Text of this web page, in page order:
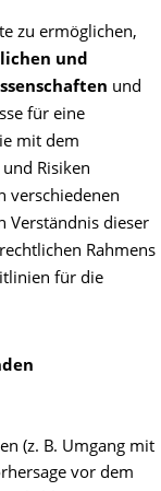
zu ermöglichen,
und
und
für eine
mit dem
Risiken
verschiedenen
Verständnis dieser
Rahmens
für die
(z. B. Umgang mit
vor dem